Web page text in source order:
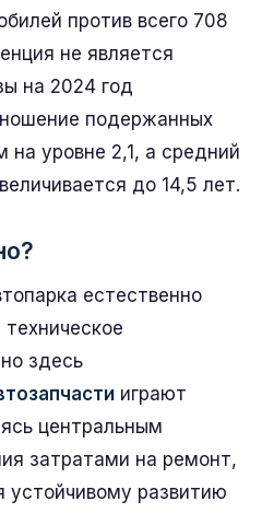
против всего 708
не является
на 2024 год
подержанных
на уровне 2,1, а средний
до 14,5 лет.
естественно
здесь
играют
центральным
затратами на ремонт,
устойчивому развитию